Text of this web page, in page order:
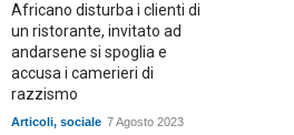
Africano disturba i clienti di
un ristorante, invitato ad
andarsene si spoglia e
accusa i camerieri di
razzismo
Articoli, sociale 7 Agosto 2023